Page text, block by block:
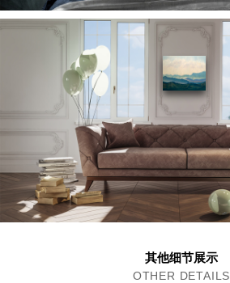
其他细节展示
OTHER DETAILS